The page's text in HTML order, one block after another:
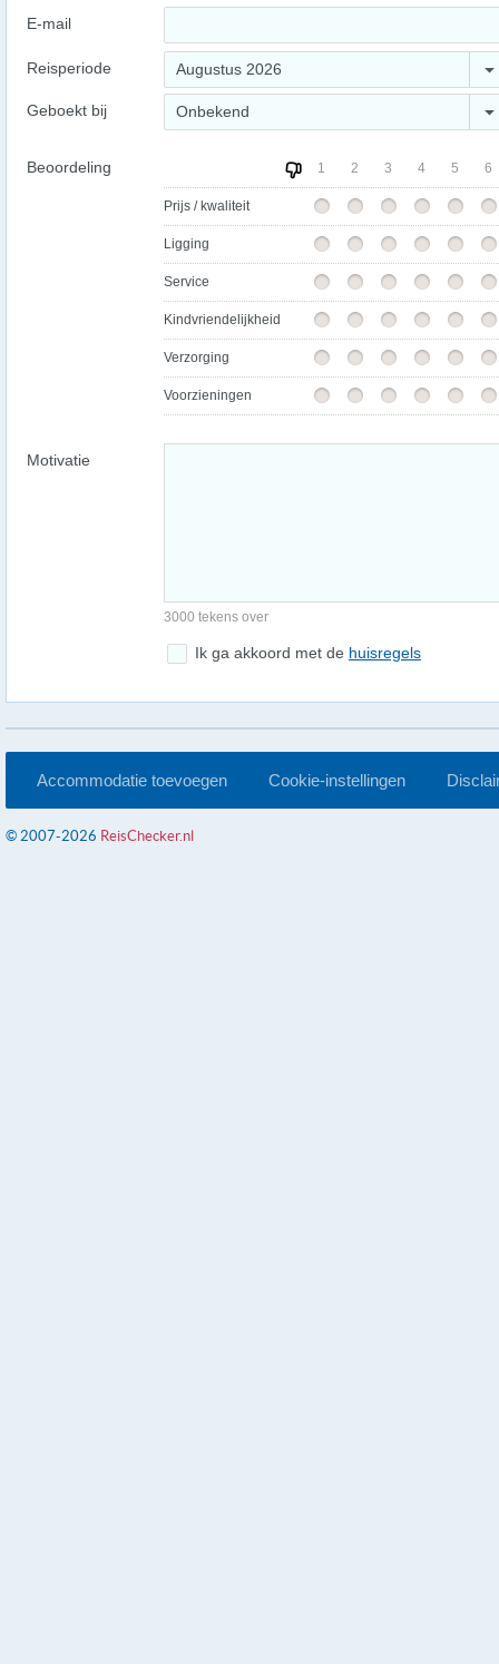
E-mail
Reisperiode Augustus 2026
Geboekt bij Onbekend
Beoordeling 1 2 3 4 5 6
Prijs / kwaliteit
Ligging
Service
Kindvriendelijkheid
Verzorging
Voorzieningen
Motivatie
3000 tekens over
Ik ga akkoord met de huisregels
Accommodatie toevoegen Cookie-instellingen
© 2007-2026 ReisChecker.nl